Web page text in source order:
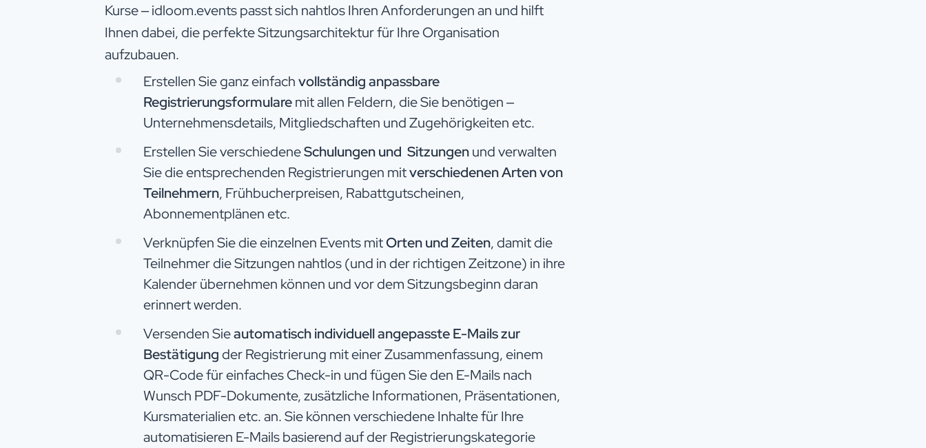
Kurse – idloom.events passt sich nahtlos Ihren Anforderungen an und hilft
Ihnen dabei, die perfekte Sitzungsarchitektur für Ihre Organisation
aufzubauen.​
Erstellen Sie ganz einfachvollständig anpassbare
Registrierungsformularemit allen Feldern, die Sie benötigen –
Unternehmensdetails, Mitgliedschaften und Zugehörigkeiten etc.​
Erstellen Sie verschiedeneSchulungen und Sitzungenund verwalten
Sie die entsprechenden Registrierungen mitverschiedenen Arten von
Teilnehmern, Frühbucherpreisen, Rabattgutscheinen,
Abonnementplänen etc.​
Verknüpfen Sie die einzelnen Events mitOrten und Zeiten, damit die
Teilnehmer die Sitzungen nahtlos (und in der richtigen Zeitzone) in ihre
Kalender übernehmen können und vor dem Sitzungsbeginn daran
erinnert werden.
Versenden Sieautomatisch individuell angepasste E-Mails zur
Bestätigungder Registrierung mit einer Zusammenfassung, einem
QR-Code für einfaches Check-in und fügen Sie den E-Mails nach
Wunsch PDF-Dokumente, zusätzliche Informationen, Präsentationen,
Kursmaterialien etc. an. Sie können verschiedene Inhalte für Ihre
automatisieren E-Mails basierend auf der Registrierungskategorie